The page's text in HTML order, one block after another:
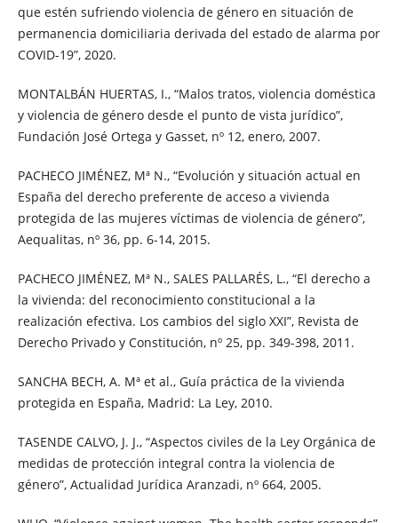
que estén sufriendo violencia de género en situación de
permanencia domiciliaria derivada del estado de alarma por
COVID-19”, 2020.
MONTALBÁN HUERTAS, I., “Malos tratos, violencia doméstica
y violencia de género desde el punto de vista jurídico”,
Fundación José Ortega y Gasset, nº 12, enero, 2007.
PACHECO JIMÉNEZ, Mª N., “Evolución y situación actual en
España del derecho preferente de acceso a vivienda
protegida de las mujeres víctimas de violencia de género”,
Aequalitas, nº 36, pp. 6-14, 2015.
PACHECO JIMÉNEZ, Mª N., SALES PALLARÉS, L., “El derecho a
la vivienda: del reconocimiento constitucional a la
realización efectiva. Los cambios del siglo XXI”, Revista de
Derecho Privado y Constitución, nº 25, pp. 349-398, 2011.
SANCHA BECH, A. Mª et al., Guía práctica de la vivienda
protegida en España, Madrid: La Ley, 2010.
TASENDE CALVO, J. J., “Aspectos civiles de la Ley Orgánica de
medidas de protección integral contra la violencia de
género”, Actualidad Jurídica Aranzadi, nº 664, 2005.